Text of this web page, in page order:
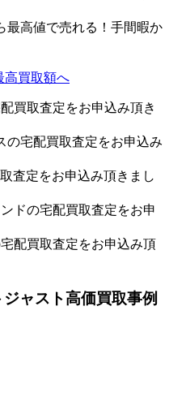
最高値で売れる！手間暇か
高買取額へ
買取査定をお申込み頂き
の宅配買取査定をお申込み
査定をお申込み頂きまし
ドの宅配買取査定をお申
配買取査定をお申込み頂
ャスト高価買取事例